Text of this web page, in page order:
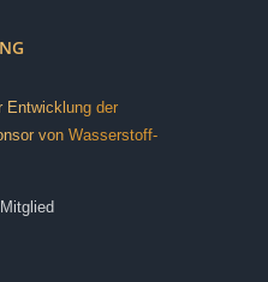
Entwicklung der
von Wasserstoff-